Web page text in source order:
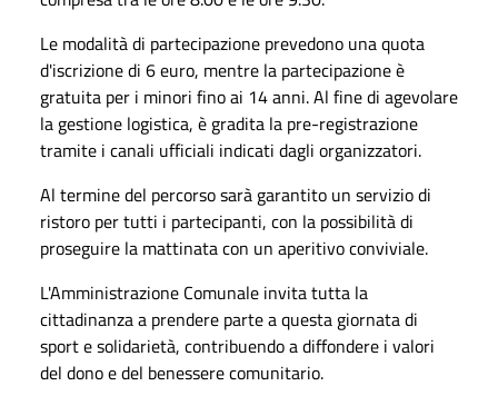
Le modalità di partecipazione prevedono una quota
d'iscrizione di 6 euro, mentre la partecipazione è
gratuita per i minori fino ai 14 anni. Al fine di agevolare
la gestione logistica, è gradita la pre-registrazione
tramite i canali ufficiali indicati dagli organizzatori.
Al termine del percorso sarà garantito un servizio di
ristoro per tutti i partecipanti, con la possibilità di
proseguire la mattinata con un aperitivo conviviale.
L'Amministrazione Comunale invita tutta la
cittadinanza a prendere parte a questa giornata di
sport e solidarietà, contribuendo a diffondere i valori
del dono e del benessere comunitario.